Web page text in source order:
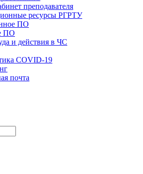
преподавателя
ресурсы РГРТУ
ПО
ПО
и действия в ЧС
COVID-19
почта